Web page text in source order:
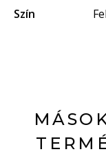
Szín